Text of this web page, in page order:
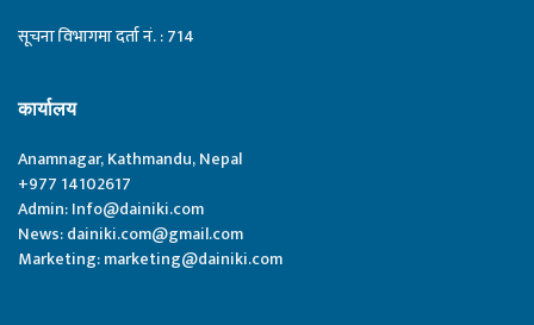
सूचना विभागमा दर्ता नं. : 714
कार्यालय
Anamnagar, Kathmandu, Nepal
+977 14102617
Admin:Info@dainiki.com
News:dainiki.com@gmail.com
Marketing:marketing@dainiki.com